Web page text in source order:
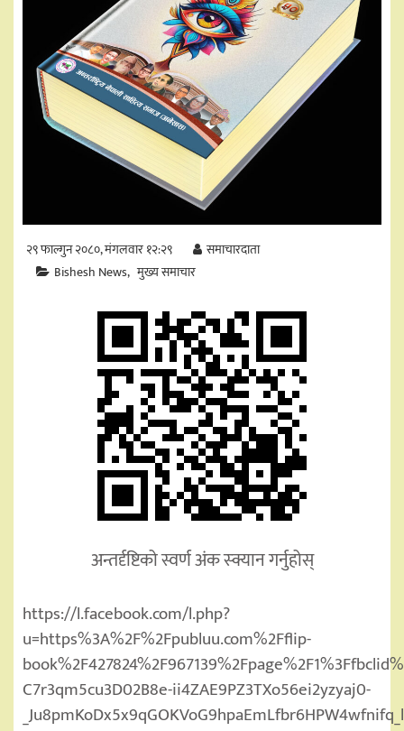
२९ फाल्गुन २०८०, मंगलवार १२:२९
समाचारदाता
Bishesh News मुख्य समाचार
अन्तर्दृष्टिको स्वर्ण अंक स्क्यान गर्नुहोस्
https://l.facebook.com/l.php?
u=https%3A%2F%2Fpubluu.com%2Fflip-
C7r3qm5cu3D02B8e-ii4ZAE9PZ3TXo56ei2yzyaj0-